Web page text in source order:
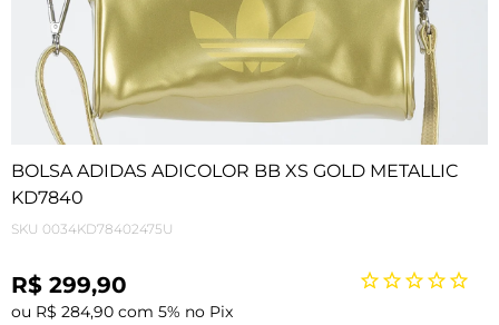
BOLSA ADIDAS ADICOLOR BB XS GOLD METALLIC
KD7840
SKU 0034KD78402475U
R$ 299,90
ou R$ 284,90 com 5% no Pix